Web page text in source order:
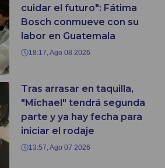
cuidar el futuro": Fátima
Bosch conmueve con su
labor en Guatemala
18:17, Ago 08 2026
Tras arrasar en taquilla,
"Michael" tendrá segunda
parte y ya hay fecha para
iniciar el rodaje
13:57, Ago 07 2026